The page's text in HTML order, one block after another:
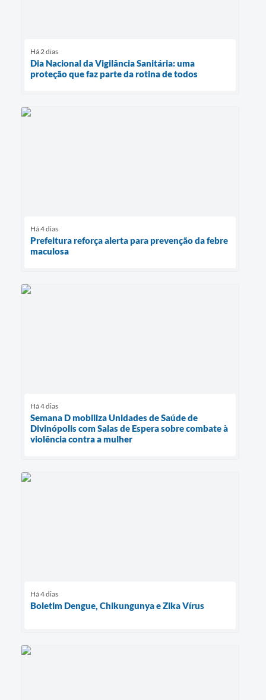
Há 2 dias
Dia Nacional da Vigilância Sanitária: uma
proteção que faz parte da rotina de todos
Há 4 dias
Prefeitura reforça alerta para prevenção da febre
maculosa
Há 4 dias
Semana D mobiliza Unidades de Saúde de
Divinópolis com Salas de Espera sobre combate à
violência contra a mulher
Há 4 dias
Boletim Dengue, Chikungunya e Zika Vírus